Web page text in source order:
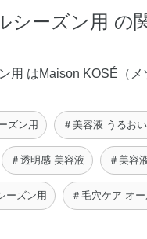
シーズン用 の
用 はMaison KOSÉ（
ズン用 ＃美容液 うるお
＃透明感 美容液 ＃美容
ーズン用 ＃毛穴ケア オ